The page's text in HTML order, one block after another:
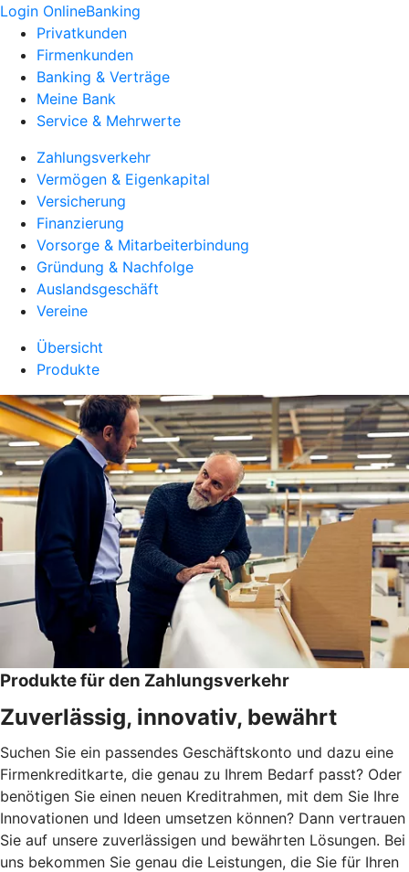
Login OnlineBanking
Privatkunden
Firmenkunden
Banking & Verträge
Meine Bank
Service & Mehrwerte
Zahlungsverkehr
Vermögen & Eigenkapital
Versicherung
Finanzierung
Vorsorge & Mitarbeiterbindung
Gründung & Nachfolge
Auslandsgeschäft
Vereine
Übersicht
Produkte
Produkte für den Zahlungsverkehr
Zuverlässig, innovativ, bewährt
Suchen Sie ein passendes Geschäftskonto und dazu eine
Firmenkreditkarte, die genau zu Ihrem Bedarf passt? Oder
benötigen Sie einen neuen Kreditrahmen, mit dem Sie Ihre
Innovationen und Ideen umsetzen können? Dann vertrauen
Sie auf unsere zuverlässigen und bewährten Lösungen. Bei
uns bekommen Sie genau die Leistungen, die Sie für Ihren